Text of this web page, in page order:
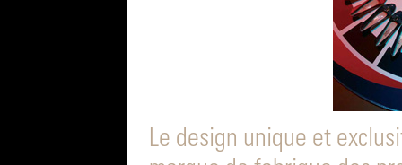
Le design unique et